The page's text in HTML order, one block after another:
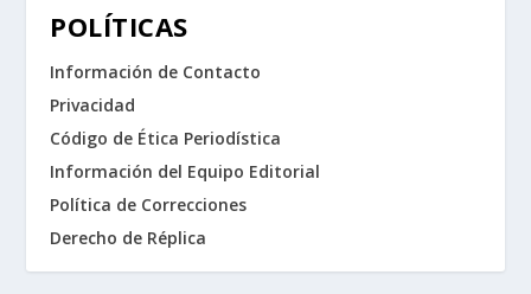
POLÍTICAS
Información de Contacto
Privacidad
Código de Ética Periodística
Información del Equipo Editorial
Política de Correcciones
Derecho de Réplica